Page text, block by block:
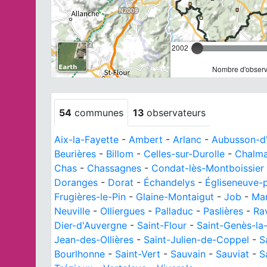
2002
Nombre
54 communes 13 observateurs
Aix-la-Fayette - Ambert - Arlanc - Aubusson-
Beurières - Billom - Celles-sur-Durolle -
Chas - Chassagnes - Condat-lès-Montboissier
Doranges - Dorat - Échandelys - Égliseneuve-
Frugières-le-Pin - Glaine-Montaigut - Job -
Neuville - Olliergues - Palladuc - Paslières -
Dier-d'Auvergne - Saint-Flour - Saint-Genès-
Jean-des-Ollières - Saint-Julien-de-Coppel -
Bourlhonne - Saint-Vert - Sauvain - Sauviat -